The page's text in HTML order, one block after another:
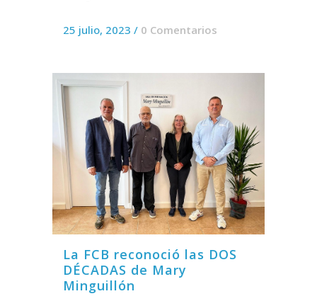
25 julio, 2023 / 0 Comentarios
La FCB reconoció las DOS
DÉCADAS de Mary
Minguillón